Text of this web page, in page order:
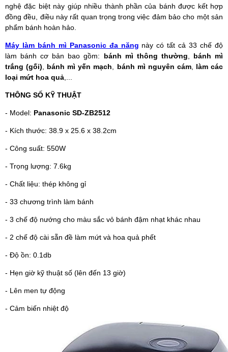
nghệ đặc biệt này giúp nhiều thành phần của bánh được kết hợp
đồng đều, điều này rất quan trọng trong việc đảm bảo cho một sản
phẩm bánh hoàn hảo.
Máy làm bánh mì Panasonic đa năng này có tất cả 33 chế độ
làm bánh cơ bản bao gồm: bánh mì thông thường
bánh mì
trắng (gối)
bánh mì yến mạch bánh mì nguyên cám, làm các
loại mứt hoa quả
THÔNG SỐ KỸ THUẬT
- Model: Panasonic SD-ZB2512
- Kích thước: 38.9 x 25.6 x 38.2cm
- Công suất: 550W
- Trọng lượng: 7.6kg
- Chất liệu: thép không gỉ
- 33 chương trình làm bánh
- 3 chế độ nướng cho màu sắc vỏ bánh đậm nhạt khác nhau
- 2 chế độ cài sẵn đề làm mứt và hoa quả phết
- Độ ồn: 0.1db
- Hẹn giờ kỹ thuật số (lên đến 13 giờ)
- Lên men tự động
- Cảm biến nhiệt độ